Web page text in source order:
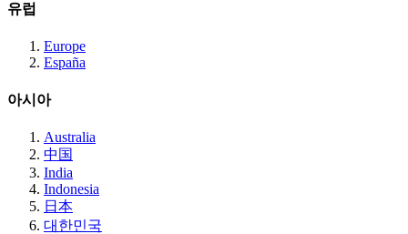
유럽
Europe
España
아시아
Australia
中国
India
Indonesia
日本
대한민국